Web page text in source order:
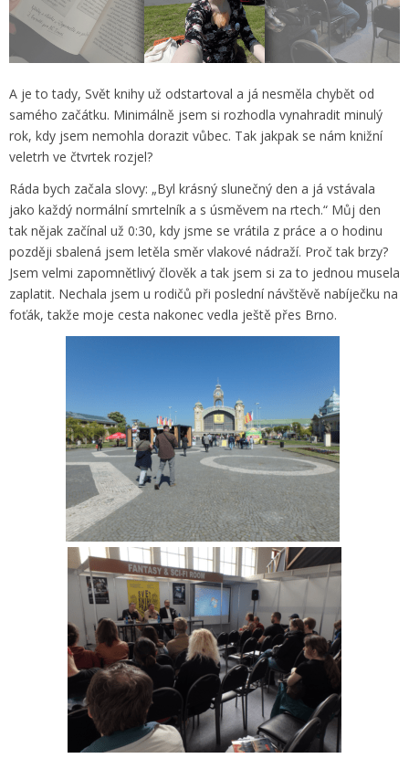
A je to tady, Svět knihy už odstartoval a já nesměla chybět od
samého začátku. Minimálně jsem si rozhodla vynahradit minulý
rok, kdy jsem nemohla dorazit vůbec. Tak jakpak se nám knižní
veletrh ve čtvrtek rozjel?
Ráda bych začala slovy: „Byl krásný slunečný den a já vstávala
jako každý normální smrtelník a s úsměvem na rtech.“ Můj den
tak nějak začínal už 0:30, kdy jsme se vrátila z práce a o hodinu
později sbalená jsem letěla směr vlakové nádraží. Proč tak brzy?
Jsem velmi zapomnětlivý člověk a tak jsem si za to jednou musela
zaplatit. Nechala jsem u rodičů při poslední návštěvě nabíječku na
foťák, takže moje cesta nakonec vedla ještě přes Brno.